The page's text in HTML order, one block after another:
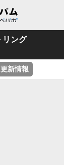
リング
更新情報